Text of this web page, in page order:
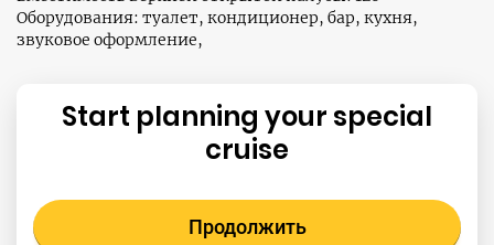
Оборудования: туалет, кондиционер, бар, кухня,
звуковое оформление,
Start planning your special
cruise
Продолжить